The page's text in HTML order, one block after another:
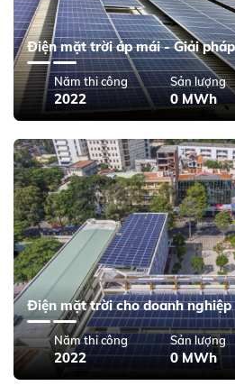
Điện mặt trời áp mái - Giải
Năm thi công
2022
Sản lượng
0 MWh
Điện mặt trời cho doanh nghiệp
Năm thi công
2022
Sản lượng
0 MWh